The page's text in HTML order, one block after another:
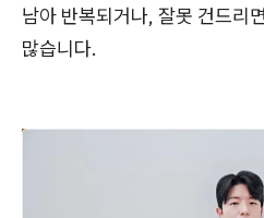
남아 반복되거나, 잘못 건드리면
많습니다.